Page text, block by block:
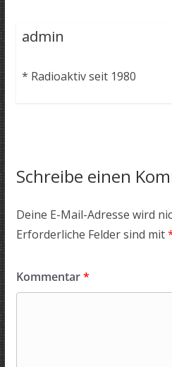
admin
* Radioaktiv seit 1980
Schreibe einen
Deine E-Mail-Adresse wird
Erforderliche Felder sind mit
Kommentar*